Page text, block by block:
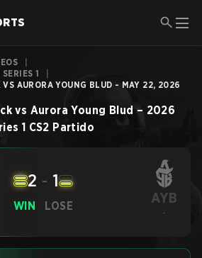
1
AURORA YOUNG BLUD - MAY 22, 2026
vs Aurora Young Blud – 2026
1 CS2 Partido
WIN
2 - 1
LOSE AYB
-